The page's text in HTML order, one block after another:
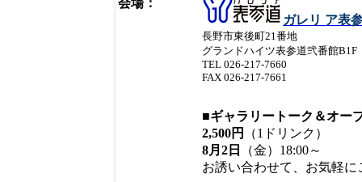
会場：
ガレリ ア表
長野市東後町21番地
グランドハイツ表参道弐番館B1F
TEL 026-217-7660
FAX 026-217-7661
■ギャラリートーク＆オー
2,500円
（1ドリンク）
8月2日
（金） 18:00～
お誘い合わせて、お気軽に